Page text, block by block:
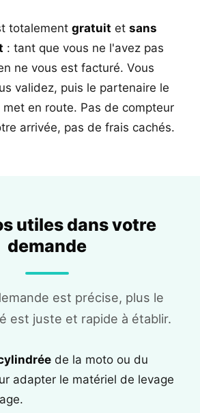
totalement gratuit et sans
: tant que vous ne l'avez pas
ne vous est facturé. Vous
validez, puis le partenaire le
met en route. Pas de compteur
arrivée, pas de frais cachés.
utiles dans votre
demande
est précise, plus le
est juste et rapide à établir.
de la moto ou du
adapter le matériel de levage